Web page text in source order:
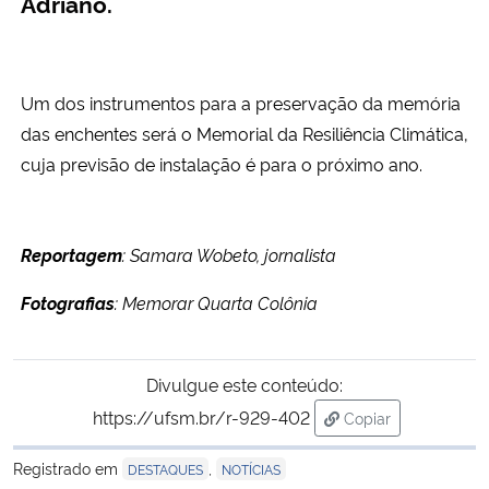
Um dos instrumentos para a preservação da memória
das enchentes será o Memorial da Resiliência Climática,
cuja previsão de instalação é para o próximo ano.
Reportagem: Samara Wobeto, jornalista
Fotografias: Memorar Quarta Colônia
Divulgue este conteúdo:
https://ufsm.br/r-929-402
Copiar
para área de
Registrado em
DESTAQUES NOTÍCIAS